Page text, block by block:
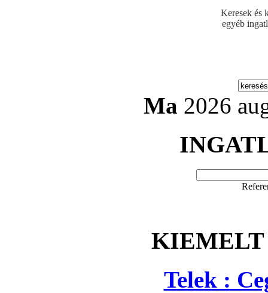
Keresek és
egyéb
Ma 2026
Telek :